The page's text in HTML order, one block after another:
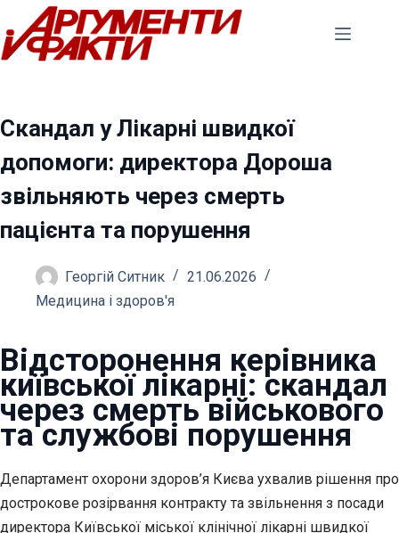
Перейти
до
вмісту
Скандал у Лікарні швидкої
допомоги: директора Дороша
звільняють через смерть
пацієнта та порушення
Георгій Ситник
21.06.2026
Медицина і здоров'я
Відсторонення керівника
київської лікарні: скандал
через смерть військового
та службові порушення
Департамент охорони здоров’я Києва ухвалив рішення про
дострокове розірвання контракту та звільнення з посади
директора Київської міської клінічної лікарні швидкої